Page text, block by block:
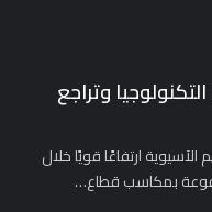
وتراجع
ارتفاعًا قويًا خلال
بمكاسب قطاع…